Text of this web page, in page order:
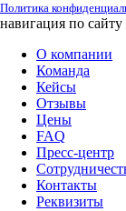
Политика
навигация по сайту
О компании
Команда
Кейсы
Отзывы
Цены
FAQ
Пресс-центр
Контакты
Реквизиты